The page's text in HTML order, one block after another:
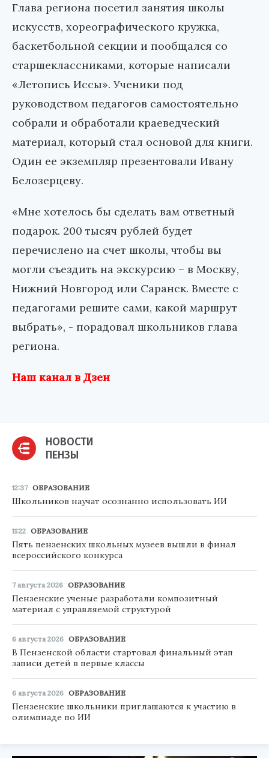
Глава региона посетил занятия школы
искусств, хореографического кружка,
баскетбольной секции и пообщался со
старшеклассниками, которые написали
«Летопись Иссы». Ученики под
руководством педагогов самостоятельно
собрали и обработали краеведческий
материал, который стал основой для книги.
Один ее экземпляр презентовали Ивану
Белозерцеву.
«Мне хотелось бы сделать вам ответный
подарок. 200 тысяч рублей будет
перечислено на счет школы, чтобы вы
могли съездить на экскурсию – в Москву,
Нижний Новгород или Саранск. Вместе с
педагогами решите сами, какой маршрут
выбрать», - порадовал школьников глава
региона.
Наш канал в Дзен
НОВОСТИ
ПЕНЗЫ
12:37 ОБРАЗОВАНИЕ
Школьников научат осознанно использовать ИИ
11:22 ОБРАЗОВАНИЕ
Пять пензенских школьных музеев вышли в финал
всероссийского конкурса
7 августа 2026 ОБРАЗОВАНИЕ
Пензенские ученые разработали композитный
материал с управляемой структурой
6 августа 2026 ОБРАЗОВАНИЕ
В Пензенской области стартовал финальный этап
записи детей в первые классы
6 августа 2026 ОБРАЗОВАНИЕ
Пензенские школьники приглашаются к участию в
олимпиаде по ИИ